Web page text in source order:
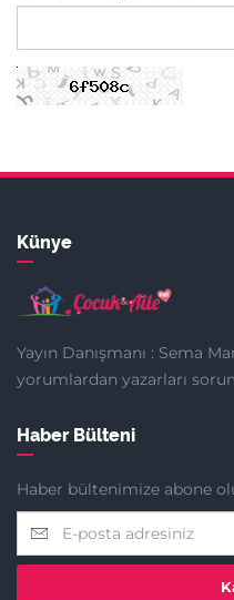
Künye
Yayın Danışmanı : Sema
yorumlardan yazarları
Haber Bülteni
Haber bültenimize abone